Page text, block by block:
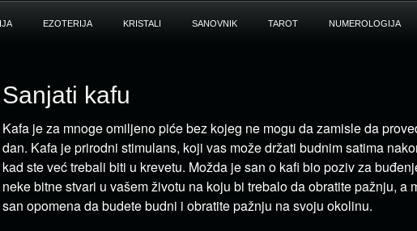
EZOTERIJA KRISTALI SANOVNIK TAROT NUMEROLOGIJA
Sanjati kafu
Kafa je za mnoge omiljeno piće bez kojeg ne mogu da zamisle da
dan. Kafa je prirodni stimulans, koji vas može držati budnim satima
kad ste već trebali biti u krevetu. Možda je san o kafi bio poziv za
neke bitne stvari u vašem životu na koju bi trebalo da obratite pažnju, a
san opomena da budete budni i obratite pažnju na svoju okolinu.